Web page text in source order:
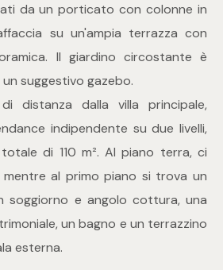
da un porticato con colonne in
su un'ampia terrazza con
Il giardino circostante è
suggestivo gazebo.
distanza dalla villa principale,
indipendente su due livelli,
di 110 m². Al piano terra, ci
al primo piano si trova un
soggiorno e angolo cottura, una
un bagno e un terrazzino
esterna.